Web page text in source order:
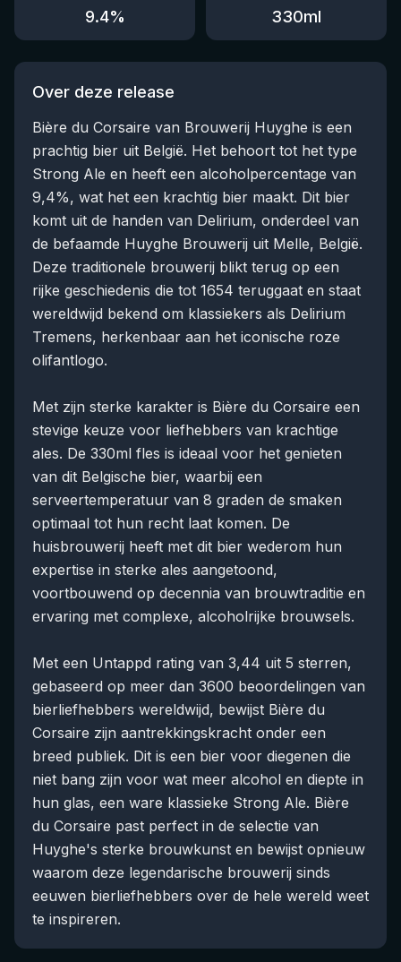
9.4% 330ml
Over deze release
Bière du Corsaire van Brouwerij Huyghe is een
prachtig bier uit België. Het behoort tot het type
Strong Ale en heeft een alcoholpercentage van
9,4%, wat het een krachtig bier maakt. Dit bier
komt uit de handen van Delirium, onderdeel van
de befaamde Huyghe Brouwerij uit Melle, België.
Deze traditionele brouwerij blikt terug op een
rijke geschiedenis die tot 1654 teruggaat en staat
wereldwijd bekend om klassiekers als Delirium
Tremens, herkenbaar aan het iconische roze
olifantlogo.
Met zijn sterke karakter is Bière du Corsaire een
stevige keuze voor liefhebbers van krachtige
ales. De 330ml fles is ideaal voor het genieten
van dit Belgische bier, waarbij een
serveertemperatuur van 8 graden de smaken
optimaal tot hun recht laat komen. De
huisbrouwerij heeft met dit bier wederom hun
expertise in sterke ales aangetoond,
voortbouwend op decennia van brouwtraditie en
ervaring met complexe, alcoholrijke brouwsels.
Met een Untappd rating van 3,44 uit 5 sterren,
gebaseerd op meer dan 3600 beoordelingen van
bierliefhebbers wereldwijd, bewijst Bière du
Corsaire zijn aantrekkingskracht onder een
breed publiek. Dit is een bier voor diegenen die
niet bang zijn voor wat meer alcohol en diepte in
hun glas, een ware klassieke Strong Ale. Bière
du Corsaire past perfect in de selectie van
Huyghe's sterke brouwkunst en bewijst opnieuw
waarom deze legendarische brouwerij sinds
eeuwen bierliefhebbers over de hele wereld weet
te inspireren.